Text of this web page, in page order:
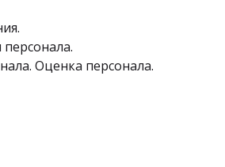
Оценка персонала.